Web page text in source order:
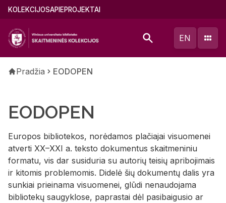
Pereiti
pagrindinį
turinį
Main
(lithuanian)
KOLEKCIJOSAPIEPROJEKTAI
EN
Kelias
Pradžia EODOPEN
EODOPEN
Europos bibliotekos, norėdamos plačiajai visuomenei
atverti XX–XXI a. teksto dokumentus skaitmeniniu
formatu, vis dar susiduria su autorių teisių apribojimais
ir kitomis problemomis. Didelė šių dokumentų dalis yra
sunkiai prieinama visuomenei, glūdi nenaudojama
bibliotekų saugyklose, paprastai dėl pasibaigusio ar